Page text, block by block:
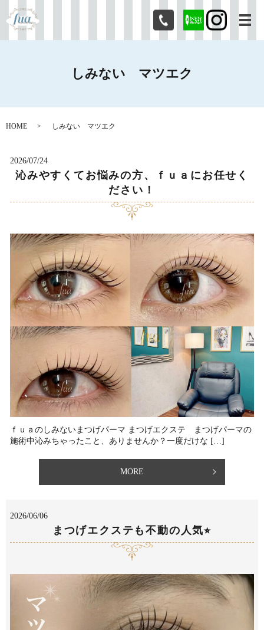
メ
しみない マツエク
HOME しみない マツエク
2026/07/24
沁みやすくてお悩みの方、ｆｕａにお任せく
ださい！
ｆｕａのしみないまつげパーマ まつげエクステ まつげパーマの
施術中沁みちゃったこと、ありませんか？⁡一度だけな […]
MORE
2026/06/06
まつげエクステも不動の人気⭐︎